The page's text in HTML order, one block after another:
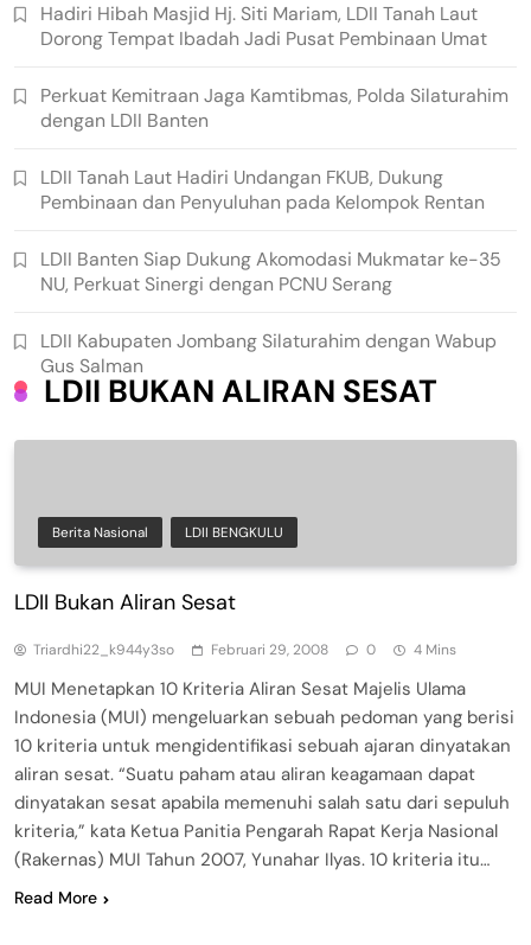
LDII BUKAN ALIRAN SESAT
Berita Nasional LDII BENGKULU
LDII Bukan Aliran Sesat
Triardhi22_k944y3so Februari 29, 2008 0 4 Mins
MUI Menetapkan 10 Kriteria Aliran Sesat Majelis Ulama
Indonesia (MUI) mengeluarkan sebuah pedoman yang berisi
10 kriteria untuk mengidentifikasi sebuah ajaran dinyatakan
aliran sesat. “Suatu paham atau aliran keagamaan dapat
dinyatakan sesat apabila memenuhi salah satu dari sepuluh
kriteria,” kata Ketua Panitia Pengarah Rapat Kerja Nasional
(Rakernas) MUI Tahun 2007, Yunahar Ilyas. 10 kriteria itu…
Read More
Hadiri Hibah Masjid Hj. Siti Mariam, LDII Tanah Laut
Dorong Tempat Ibadah Jadi Pusat Pembinaan Umat
Perkuat Kemitraan Jaga Kamtibmas, Polda Silaturahim
dengan LDII Banten
LDII Tanah Laut Hadiri Undangan FKUB, Dukung
Pembinaan dan Penyuluhan pada Kelompok Rentan
LDII Banten Siap Dukung Akomodasi Mukmatar ke-35
NU, Perkuat Sinergi dengan PCNU Serang
LDII Kabupaten Jombang Silaturahim dengan Wabup
Gus Salman